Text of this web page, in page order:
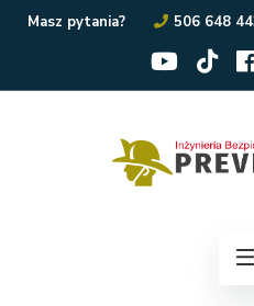
Masz pytania? 506 648